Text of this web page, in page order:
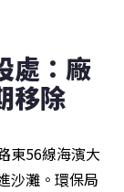
處：廠
移除
東56線海濱大
沙灘。環保局